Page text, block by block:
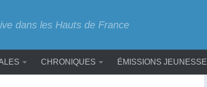
dans les Hauts de France
CHRONIQUES ÉMISSIONS JEUNESSE